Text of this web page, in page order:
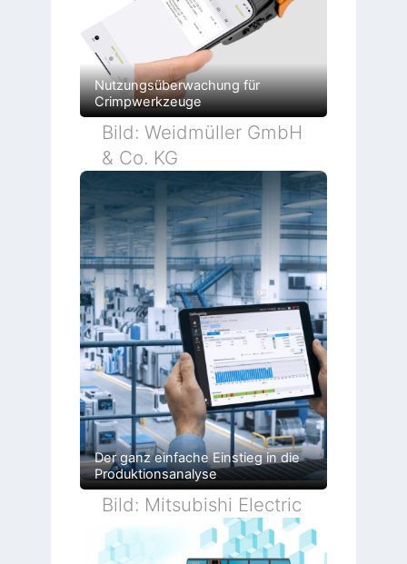
Nutzungsüberwachung für
Crimpwerkzeuge
Bild: Weidmüller GmbH
& Co. KG
Der ganz einfache Einstieg in die
Produktionsanalyse
Bild: Mitsubishi Electric